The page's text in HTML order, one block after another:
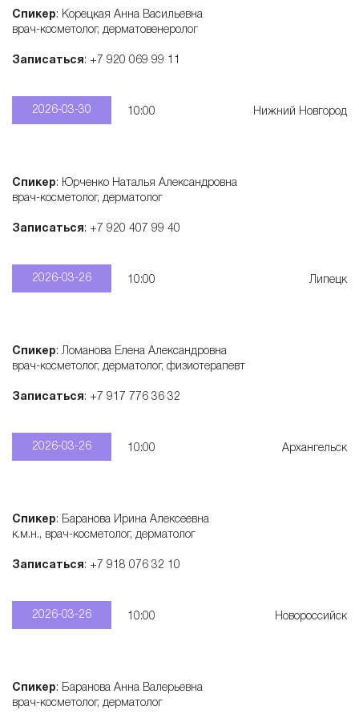
Спикер: Корецкая Анна Васильевна
врач-косметолог, дерматовенеролог
Записаться: +7 920 069 99 11
2026-03-30 10:00 Нижний Новгород
Спикер: Юрченко Наталья Александровна
врач-косметолог, дерматолог
Записаться: +7 920 407 99 40
2026-03-26 10:00 Липецк
Спикер: Ломанова Елена Александровна
врач-косметолог, дерматолог, физиотерапевт
Записаться: +7 917 776 36 32
2026-03-26 10:00 Архангельск
Спикер: Баранова Ирина Алексеевна
к.м.н., врач-косметолог, дерматолог
Записаться: +7 918 076 32 10
2026-03-26 10:00 Новороссийск
Спикер: Баранова Анна Валерьевна
врач-косметолог, дерматолог